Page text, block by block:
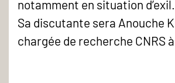
notamment en situation d’exil.
Sa discutante sera Anouche
chargée de recherche CNRS à